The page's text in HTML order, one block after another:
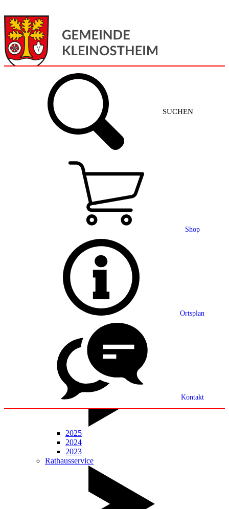
SUCHEN
Shop
Ortsplan
Kontakt
Gemeinde + Service
Grußwort
Ortsplan
Partnerschaft
Statistik
Mitteilungsblatt
2025
2024
2023
Rathausservice